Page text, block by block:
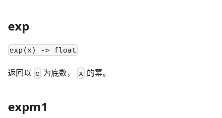
exp
exp(x) -> float
返回以 e 为底数， x的幂。
expm1